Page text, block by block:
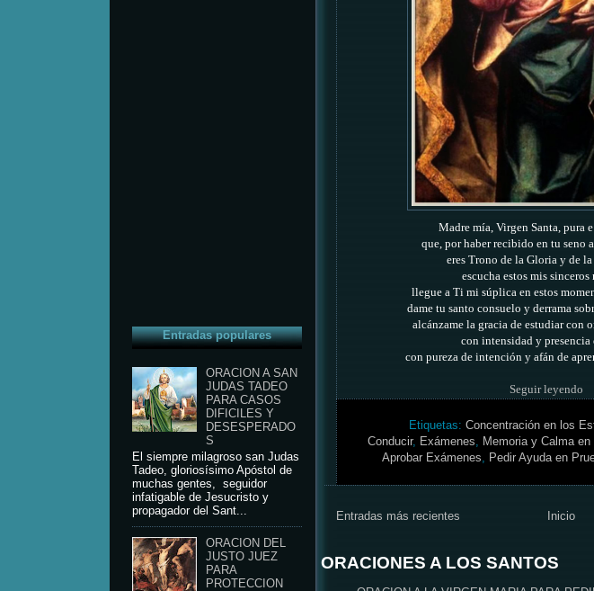
Entradas populares
ORACION A SAN
JUDAS TADEO
PARA CASOS
DIFICILES Y
DESESPERADO
S
El siempre milagroso san Judas
Tadeo, gloriosísimo Apóstol de
muchas gentes, seguidor
infatigable de Jesucristo y
propagador del Sant...
ORACION DEL
JUSTO JUEZ
PARA
PROTECCION
Madre mía, Virgen Santa, pura
que, por haber recibido en tu seno
eres Trono de la Gloria y de
escucha estos mis sinceros
llegue a Ti mi súplica en estos
dame tu santo consuelo y derrama
alcánzame la gracia de estudiar con
con intensidad y presencia
con pureza de intención y afán de
Seguir leyendo
Etiquetas: Concentración en los
Conducir, Exámenes, Memoria y Calma
Aprobar Exámenes, Pedir Ayuda en
Entradas más recientes Inicio
ORACIONES A LOS SANTOS